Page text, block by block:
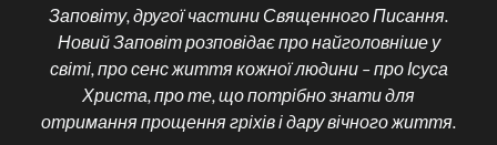
Заповіту, другої частини Священного Писання.
Новий Заповіт розповідає про найголовніше у
світі, про сенс життя кожної людини – про Ісуса
Христа, про те, що потрібно знати для
отримання прощення гріхів і дару вічного життя.